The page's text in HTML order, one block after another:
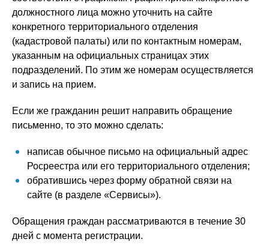
должностного лица можно уточнить на сайте
конкретного территориального отделения
(кадастровой палаты) или по контактным номерам,
указанным на официальных страницах этих
подразделений. По этим же номерам осуществляется
и запись на прием.
Если же гражданин решит направить обращение
письменно, то это можно сделать:
написав обычное письмо на официальный адрес
Росреестра или его территориального отделения;
обратившись через форму обратной связи на
сайте (в разделе «Сервисы»).
Обращения граждан рассматриваются в течение 30
дней с момента регистрации.